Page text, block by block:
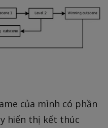
của mình có phần
hiển thị kết thúc